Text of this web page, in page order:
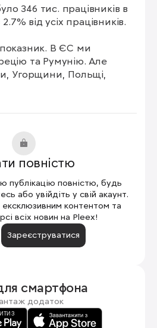
346 тис. працівників в
від усіх працівників.
В ЄС ми
та Румунію. Але
Угорщини, Польщі,
повністю
публікацію повністю, будь
або увійдіть у свій акаунт.
контентом та
всіх новин на Pleex!
Зареєструватися
смартфона
додаток